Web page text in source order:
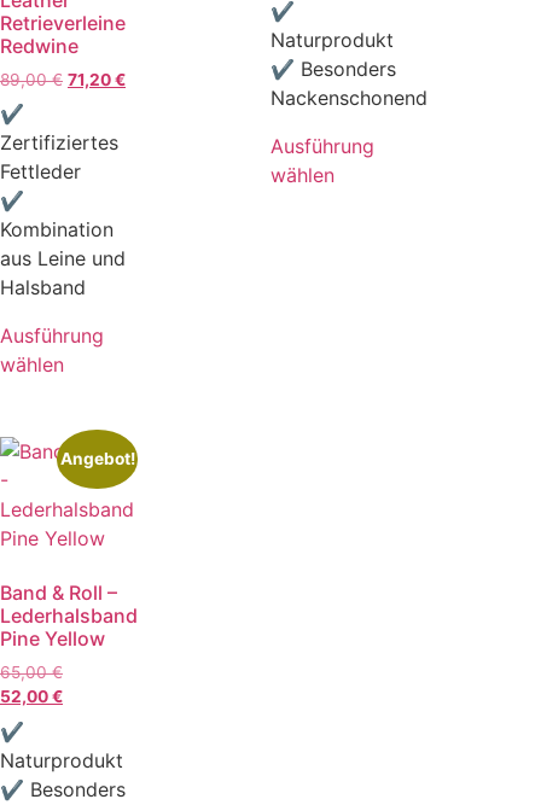
Retrieverleine
Redwine
89,00€ 71,20€
✔
Zertifiziertes
Fettleder
✔
Kombination
aus Leine und
Halsband
Ausführung
wählen
✔
Naturprodukt
✔ Besonders
Nackenschonend
Ausführung
wählen
Angebot!
Band & Roll –
Lederhalsband
Pine Yellow
65,00€
52,00€
✔
Naturprodukt
✔ Besonders